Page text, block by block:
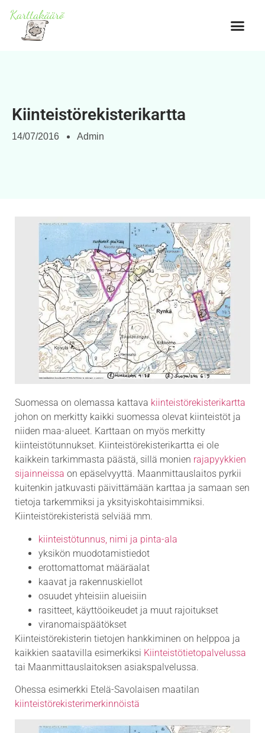
Kiinteistörekisterikartta
14/07/2016 Admin
Suomessa on olemassa kattava kiinteistörekisterikartta
johon on merkitty kaikki suomessa olevat kiinteistöt ja
niiden maa-alueet. Karttaan on myös merkitty
kiinteistötunnukset. Kiinteistörekisterikartta ei ole
kaikkein tarkimmasta päästä, sillä monien rajapyykkien
sijainneissa on epäselvyyttä. Maanmittauslaitos pyrkii
kuitenkin jatkuvasti päivittämään karttaa ja samaan sen
tietoja tarkemmiksi ja yksityiskohtaisimmiksi.
Kiinteistörekisteristä selviää mm.
kiinteistötunnus, nimi ja pinta-ala
yksikön muodotamistiedot
erottomattomat määräalat
kaavat ja rakennuskiellot
osuudet yhteisiin alueisiin
rasitteet, käyttöoikeudet ja muut rajoitukset
viranomaispäätökset
Kiinteistörekisterin tietojen hankkiminen on helppoa ja
kaikkien saatavilla esimerkiksi Kiinteistötietopalvelussa
tai Maanmittauslaitoksen asiakspalvelussa.
Ohessa esimerkki Etelä-Savolaisen maatilan
kiinteistörekisterimerkinnöistä